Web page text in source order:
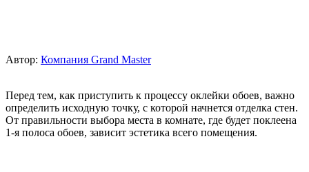
Автор: Компания Grand Master
Перед тем, как приступить к процессу оклейки обоев, важно
определить исходную точку, с которой начнется отделка стен.
От правильности выбора места в комнате, где будет поклеена
1-я полоса обоев, зависит эстетика всего помещения.